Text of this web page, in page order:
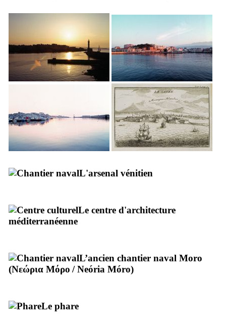
L'arsenal vénitien
Le centre d'architecture
méditerranéenne
L’ancien chantier naval Moro
(Νεώρια Μόρο /Neória Móro)
Le phare